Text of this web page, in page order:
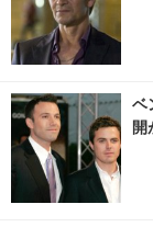
ベ
開